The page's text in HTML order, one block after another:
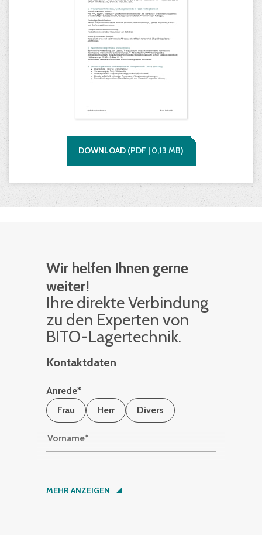
DOWNLOAD (PDF | 0,13 MB)
Wir helfen Ihnen gerne
weiter!
Ihre di­rek­te Ver­bin­dung
zu den Ex­per­ten von
BITO-La­ger­tech­nik.
Kontaktdaten
Anrede*
Frau
Herr Divers
Vorname*
Nachname*
MEHR ANZEIGEN